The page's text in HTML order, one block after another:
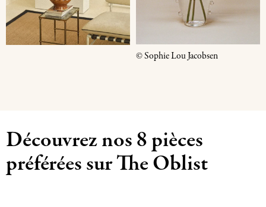
© Sophie Lou Jacobsen
Découvrez nos 8 pièces
préférées sur The Oblist